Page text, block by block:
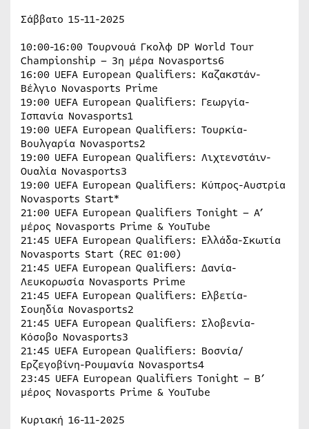
Σάββατο 15-11-2025
10:00-16:00 Τουρνουά Γκολφ DP World Tour
Championship – 3η μέρα Novasports6
16:00 UEFA European Qualifiers: Καζακστάν-
Βέλγιο Novasports Prime
19:00 UEFA European Qualifiers: Γεωργία-
Ισπανία Novasports1
19:00 UEFA European Qualifiers: Τουρκία-
Βουλγαρία Novasports2
19:00 UEFA European Qualifiers: Λιχτενστάιν-
Ουαλία Novasports3
19:00 UEFA European Qualifiers: Κύπρος-Αυστρία
Novasports Start*
21:00 UEFA European Qualifiers Tonight – Α’
μέρος Novasports Prime & YouTube
21:45 UEFA European Qualifiers: Ελλάδα-Σκωτία
Novasports Start (REC 01:00)
21:45 UEFA European Qualifiers: Δανία-
Λευκορωσία Novasports Prime
21:45 UEFA European Qualifiers: Ελβετία-
Σουηδία Novasports2
21:45 UEFA European Qualifiers: Σλοβενία-
Κόσοβο Novasports3
21:45 UEFA European Qualifiers: Βοσνία/
Ερζεγοβίνη-Ρουμανία Novasports4
23:45 UEFA European Qualifiers Tonight – B’
μέρος Novasports Prime & YouTube
Κυριακή 16-11-2025